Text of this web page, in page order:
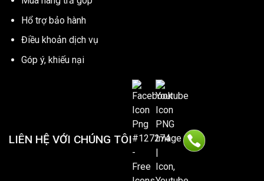
Hổ trợ bảo hành
Điều khoản dịch vụ
Góp ý, khiếu nại
LIÊN HỆ VỚI CHÚNG TÔI